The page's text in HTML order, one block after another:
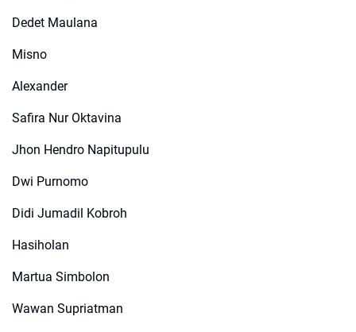
Dedet Maulana
Misno
Alexander
Safira Nur Oktavina
Jhon Hendro Napitupulu
Dwi Purnomo
Didi Jumadil Kobroh
Hasiholan
Martua Simbolon
Wawan Supriatman